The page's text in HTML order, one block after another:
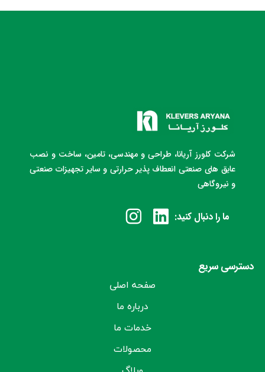
شرکت کلورز آریانا، طراحی و مهندسی، تامین، ساخت و نصب
عایق های صنعتی انعطاف پذیر حرارتی و سایر تجهیزات صنعتی
و نیروگاهی
ما را دنبال کنید:
دسترسی سریع
صفحه اصلی
درباره ما
خدمات ما
محصولات